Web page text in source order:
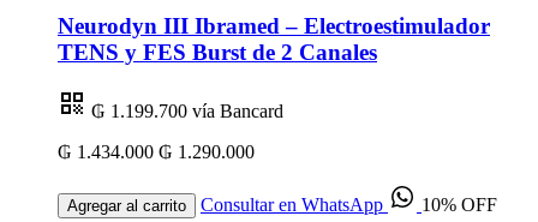
Neurodyn III Ibramed – Electroestimulador
TENS y FES Burst de 2 Canales
₲ 1.199.700 vía Bancard
₲ 1.434.000 ₲ 1.290.000
Agregar al carrito Consultar en WhatsApp 10% OFF